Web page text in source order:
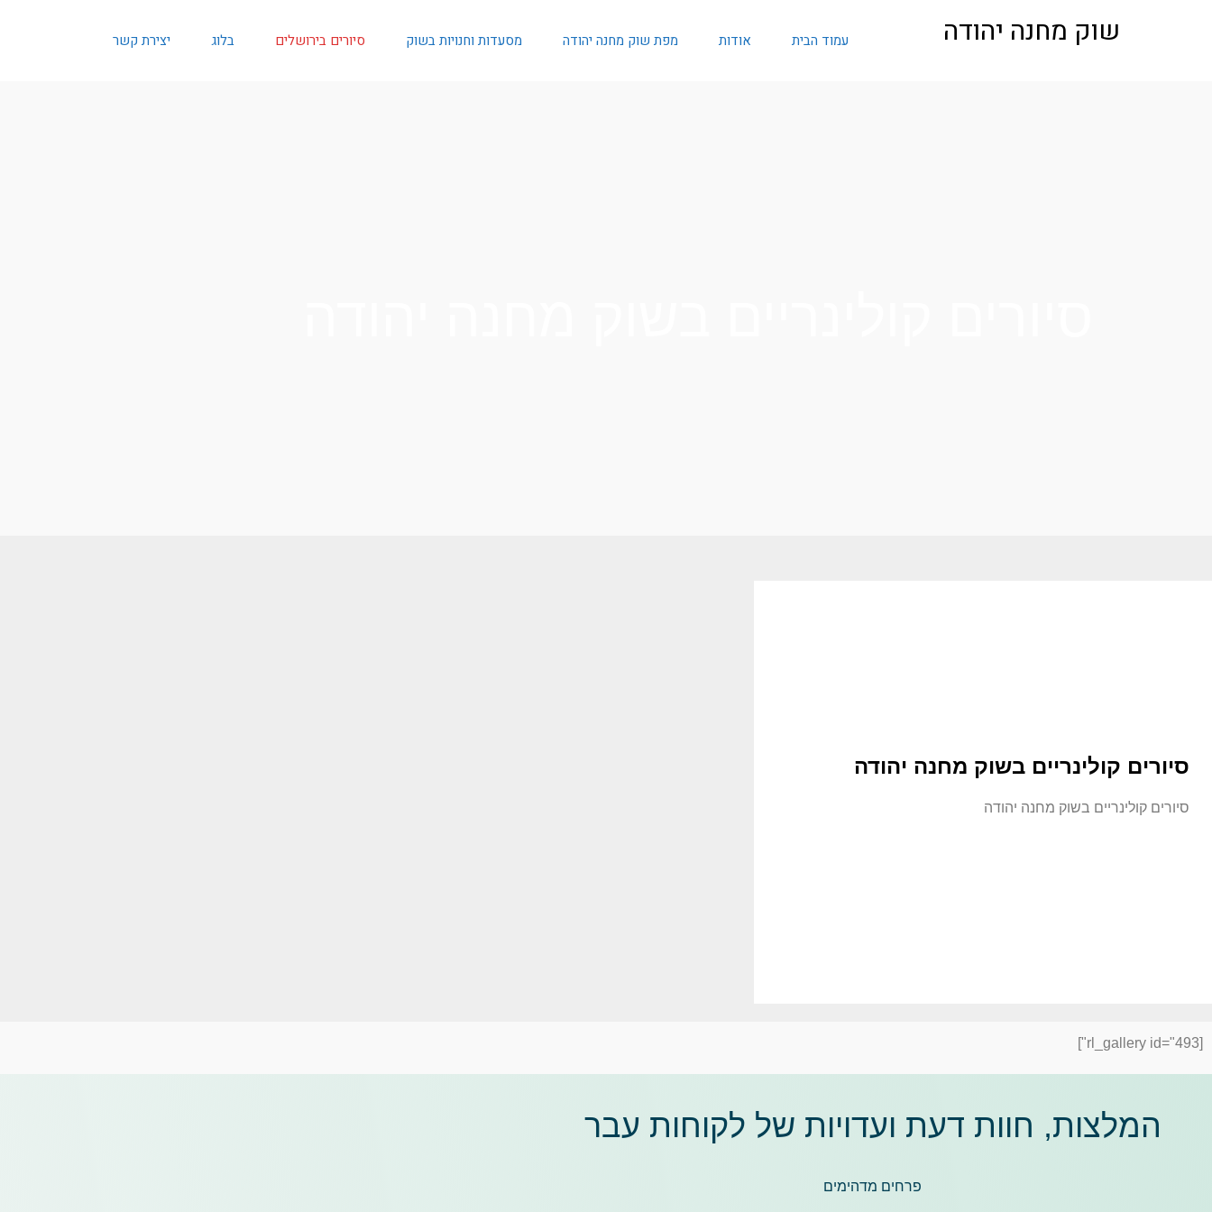
שוק מחנה יהודה עמוד הבית אודות מפת שוק מחנה יהודה מסעדות וחנויות בשוק סיורים בירושלים בלוג יצירת קשר
סיורים קולינריים בשוק מחנה יהודה
סיורים קולינריים בשוק מחנה יהודה
[rl_gallery id="493"]
המלצות, חוות דעת ועדויות של לקוחות עבר
פרחים מדהימים